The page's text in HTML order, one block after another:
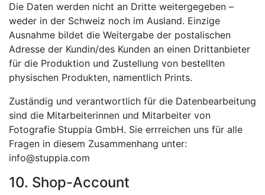
Die Daten werden nicht an Dritte weitergegeben –
weder in der Schweiz noch im Ausland. Einzige
Ausnahme bildet die Weitergabe der postalischen
Adresse der Kundin/des Kunden an einen Drittanbieter
für die Produktion und Zustellung von bestellten
physischen Produkten, namentlich Prints.
Zuständig und verantwortlich für die Datenbearbeitung
sind die Mitarbeiterinnen und Mitarbeiter von
Fotografie Stuppia GmbH. Sie errreichen uns für alle
Fragen in diesem Zusammenhang unter:
info@stuppia.com
10. Shop-Account